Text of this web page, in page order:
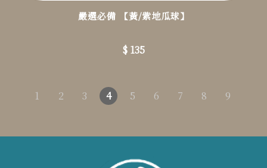
嚴選必備 【黃/紫地瓜球】
$ 135
1 2 3 4 5 6 7 8 9